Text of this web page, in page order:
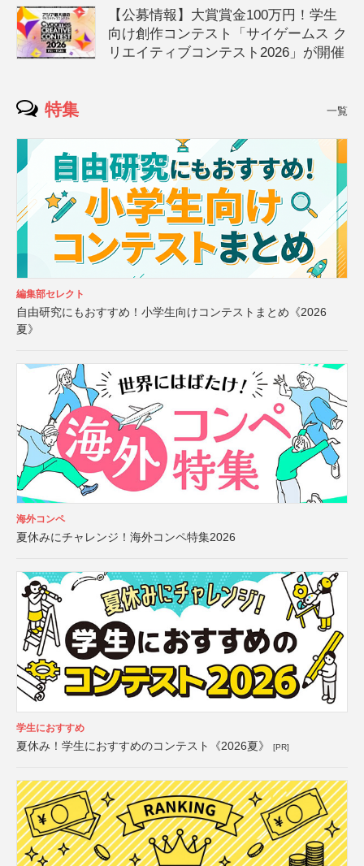
【公募情報】大賞賞金100万円！学生
向け創作コンテスト「サイゲームス ク
リエイティブコンテスト2026」が開催
特集 一覧
編集部セレクト
自由研究にもおすすめ！小学生向けコンテストまとめ《2026
夏》
海外コンペ
夏休みにチャレンジ！海外コンペ特集2026
学生におすすめ
夏休み！学生におすすめのコンテスト《2026夏》 [PR]